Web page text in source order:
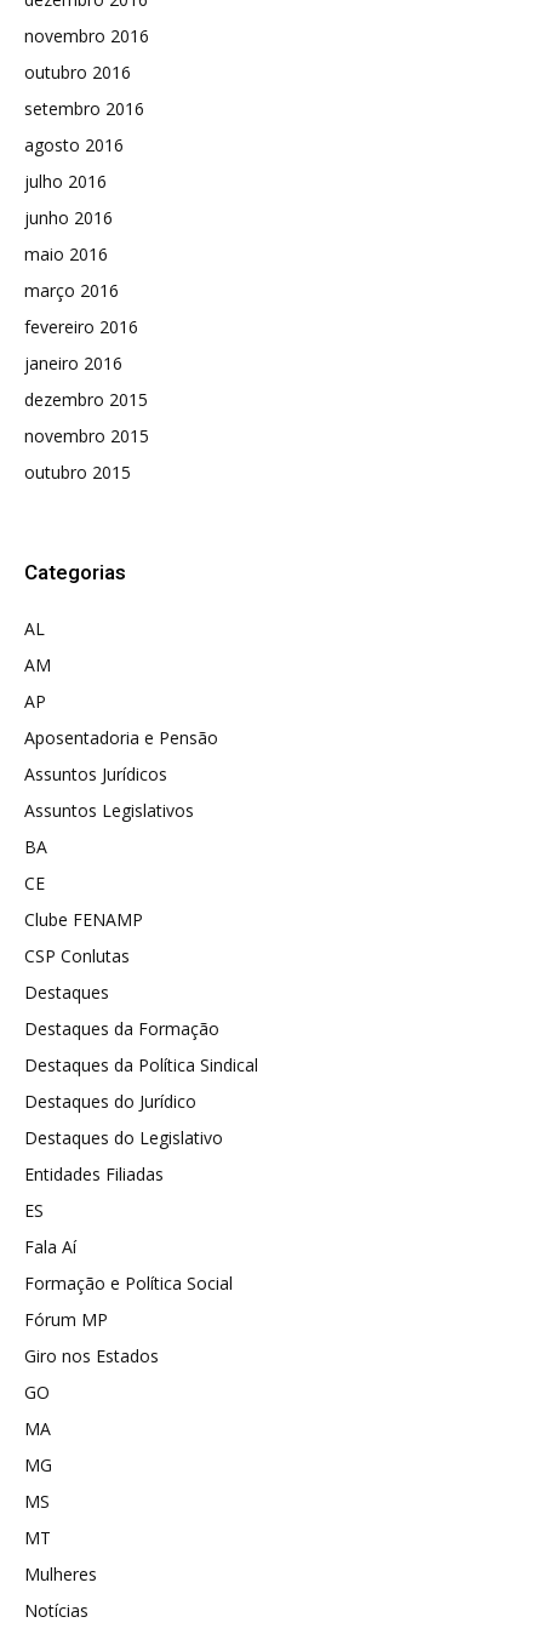
novembro 2016
outubro 2016
setembro 2016
agosto 2016
julho 2016
junho 2016
maio 2016
março 2016
fevereiro 2016
janeiro 2016
dezembro 2015
novembro 2015
outubro 2015
Categorias
AL
AM
AP
Aposentadoria e Pensão
Assuntos Jurídicos
Assuntos Legislativos
BA
CE
Clube FENAMP
CSP Conlutas
Destaques
Destaques da Formação
Destaques da Política Sindical
Destaques do Jurídico
Destaques do Legislativo
Entidades Filiadas
ES
Fala Aí
Formação e Política Social
Fórum MP
Giro nos Estados
GO
MA
MG
MS
MT
Mulheres
Notícias